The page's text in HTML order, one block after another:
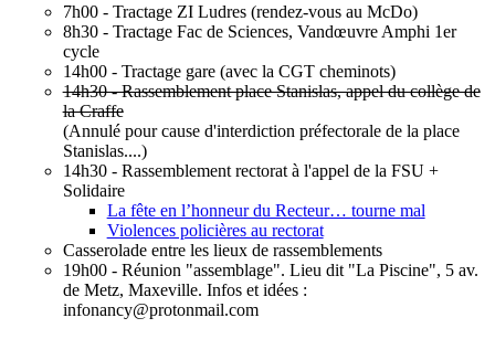
7h00 - Tractage ZI Ludres (rendez-vous au McDo)
8h30 - Tractage Fac de Sciences, Vandœuvre Amphi 1er
cycle
14h00 - Tractage gare (avec la CGT cheminots)
14h30 - Rassemblement place Stanislas, appel du collège de
la Craffe
(Annulé pour cause d'interdiction préfectorale de la place
Stanislas....)
14h30 - Rassemblement rectorat à l'appel de la FSU +
Solidaire
La fête en l’honneur du Recteur… tourne mal
Violences policières au rectorat
Casserolade entre les lieux de rassemblements
19h00 - Réunion "assemblage". Lieu dit "La Piscine", 5 av.
de Metz, Maxeville. Infos et idées :
infonancy@protonmail.com